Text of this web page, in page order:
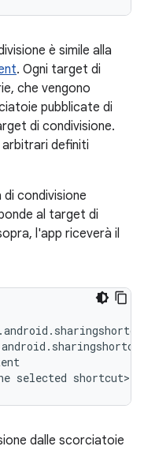
è simile alla
. Ogni target di
che vengono
pubblicate di
di condivisione.
definiti
condivisione
al target di
l'app riceverà il
.android .
android .
selected shortcut>
dalle scorciatoie